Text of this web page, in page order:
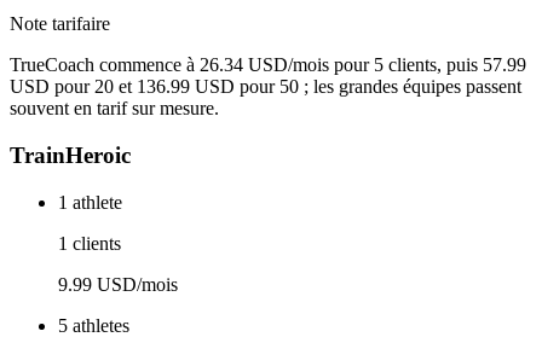
Note tarifaire
TrueCoach commence à 26.34 USD/mois pour 5 clients, puis 57.99
USD pour 20 et 136.99 USD pour 50 ; les grandes équipes passent
souvent en tarif sur mesure.
TrainHeroic
1 athlete
1 clients
9.99 USD/mois
5 athletes